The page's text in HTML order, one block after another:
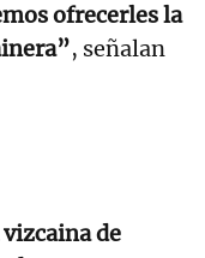
ofrecerles la
, señalan
de